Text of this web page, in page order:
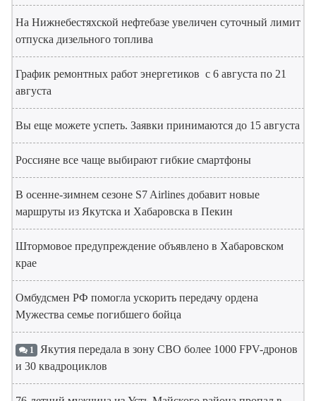
На Нижнебестяхской нефтебазе увеличен суточный лимит
отпуска дизельного топлива
График ремонтных работ энергетиков с 6 августа по 21
августа
Вы еще можете успеть. Заявки принимаются до 15 августа
Россияне все чаще выбирают гибкие смартфоны
В осенне-зимнем сезоне S7 Airlines добавит новые
маршруты из Якутска и Хабаровска в Пекин
Штормовое предупреждение объявлено в Хабаровском
крае
Омбудсмен РФ помогла ускорить передачу ордена
Мужества семье погибшего бойца
1 Якутия передала в зону СВО более 1000 FPV-дронов
и 30 квадроциклов